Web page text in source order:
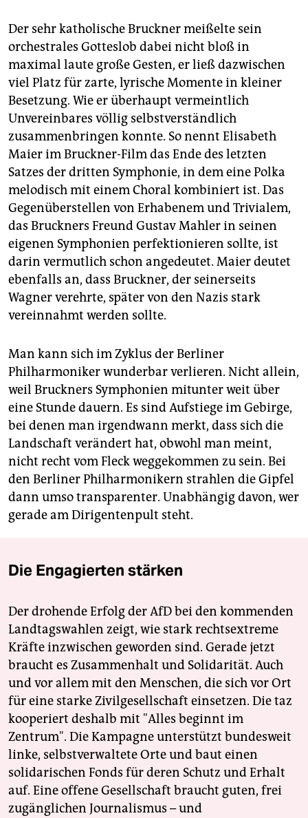
Der sehr katholische Bruckner meißelte sein
orchestrales Gotteslob dabei nicht bloß in
maximal laute große Gesten, er ließ dazwischen
viel Platz für zarte, lyrische Momente in kleiner
Besetzung. Wie er überhaupt vermeintlich
Unvereinbares völlig selbstverständlich
zusammenbringen konnte. So nennt Elisabeth
Maier im Bruckner-Film das Ende des letzten
Satzes der dritten Symphonie, in dem eine Polka
melodisch mit einem Choral kombiniert ist. Das
Gegenüberstellen von Erhabenem und Trivialem,
das Bruckners Freund Gustav Mahler in seinen
eigenen Symphonien perfektionieren sollte, ist
darin vermutlich schon angedeutet. Maier deutet
ebenfalls an, dass Bruckner, der seinerseits
Wagner verehrte, später von den Nazis stark
vereinnahmt werden sollte.
Man kann sich im Zyklus der Berliner
Philharmoniker wunderbar verlieren. Nicht allein,
weil Bruckners Symphonien mitunter weit über
eine Stunde dauern. Es sind Aufstiege im Gebirge,
bei denen man irgendwann merkt, dass sich die
Landschaft verändert hat, obwohl man meint,
nicht recht vom Fleck weggekommen zu sein. Bei
den Berliner Philharmonikern strahlen die Gipfel
dann umso transparenter. Unabhängig davon, wer
gerade am Dirigentenpult steht.
Die Engagierten stärken
Der drohende Erfolg der AfD bei den kommenden
Landtagswahlen zeigt, wie stark rechtsextreme
Kräfte inzwischen geworden sind. Gerade jetzt
braucht es Zusammenhalt und Solidarität. Auch
und vor allem mit den Menschen, die sich vor Ort
für eine starke Zivilgesellschaft einsetzen. Die taz
kooperiert deshalb mit "Alles beginnt im
Zentrum". Die Kampagne unterstützt bundesweit
linke, selbstverwaltete Orte und baut einen
solidarischen Fonds für deren Schutz und Erhalt
auf. Eine offene Gesellschaft braucht guten, frei
zugänglichen Journalismus – und